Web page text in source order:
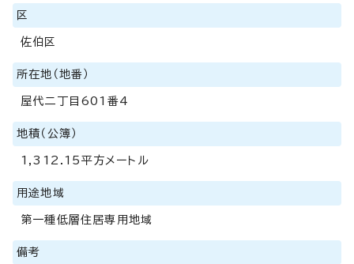
区
佐伯区
所在地（地番）
屋代二丁目601番4
地積（公簿）
1,312.15平方メートル
用途地域
第一種低層住居専用地域
備考